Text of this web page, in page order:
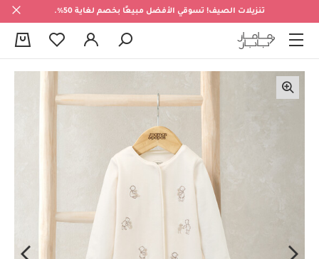
تنزيلات الصيف! تسوقي الأفضل مبيعًا بخصم لغاية 50%.